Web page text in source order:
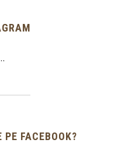
FACEBOOK?